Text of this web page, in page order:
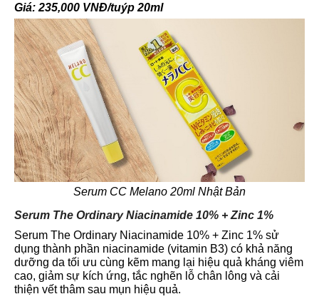
Giá: 235,000 VNĐ/tuýp 20ml
Serum CC Melano 20ml Nhật Bản
Serum The Ordinary Niacinamide 10% + Zinc 1%
Serum The Ordinary Niacinamide 10% + Zinc 1% sử
dụng thành phần niacinamide (vitamin B3) có khả năng
dưỡng da tối ưu cùng kẽm mang lại hiệu quả kháng viêm
cao, giảm sự kích ứng, tắc nghẽn lỗ chân lông và cải
thiện vết thâm sau mụn hiệu quả.